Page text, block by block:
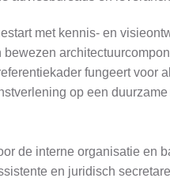
met kennis- en
fungeert voor
op een
de interne organisatie en
en juridisch